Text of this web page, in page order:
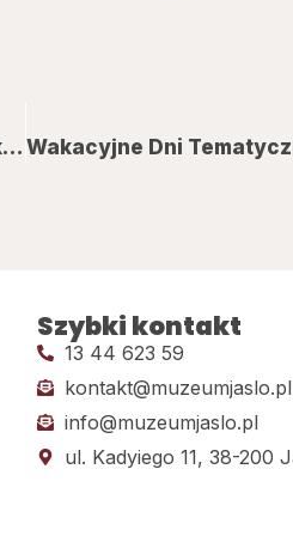
Zapraszamy na wernisaż wystawy pokonkursowej „W muzeum piękne rzeczy są…”
Szybki kontakt
13 44 623 59
kontakt@muzeumjaslo.pl
info@muzeumjaslo.pl
ul. Kadyiego 11, 38-200